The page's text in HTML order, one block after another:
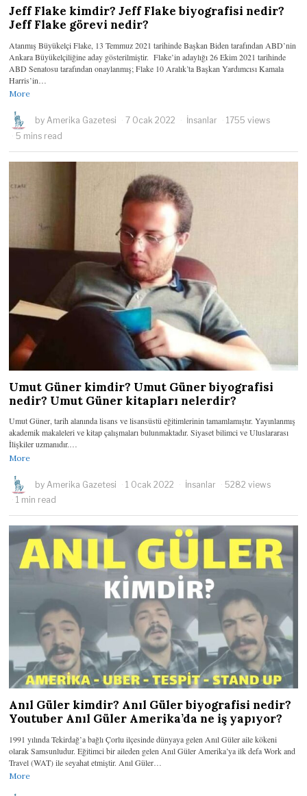
Jeff Flake kimdir? Jeff Flake biyografisi nedir?
Jeff Flake görevi nedir?
Atanmış Büyükelçi Flake, 13 Temmuz 2021 tarihinde Başkan Biden tarafından ABD’nin
Ankara Büyükelçiliğine aday gösterilmiştir. Flake’in adaylığı 26 Ekim 2021 tarihinde
ABD Senatosu tarafından onaylanmış; Flake 10 Aralık’ta Başkan Yardımcısı Kamala
Harris’in…
More
byAmerika Gazetesi 7 Ocak 2022 İnsanlar
1755 views
5 mins read
Umut Güner kimdir? Umut Güner biyografisi
nedir? Umut Güner kitapları nelerdir?
Umut Güner, tarih alanında lisans ve lisansüstü eğitimlerinin tamamlamıştır. Yayınlanmış
akademik makaleleri ve kitap çalışmaları bulunmaktadır. Siyaset bilimci ve Uluslararası
İlişkiler uzmanıdır.…
More
by Amerika Gazetesi 1 Ocak 2022 İnsanlar
5282 views
1 min read
Anıl Güler kimdir? Anıl Güler biyografisi nedir?
Youtuber Anıl Güler Amerika’da ne iş yapıyor?
1991 yılında Tekirdağ’a bağlı Çorlu ilçesinde dünyaya gelen Anıl Güler aile kökeni
olarak Samsunludur. Eğitimci bir aileden gelen Anıl Güler Amerika’ya ilk defa Work and
Travel (WAT) ile seyahat etmiştir. Anıl Güler…
More